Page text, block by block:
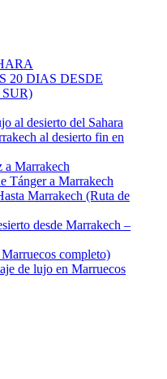
20 DIAS DESDE
al desierto del Sahara
al desierto fin en
a Marrakech
Tánger a Marrakech
Marrakech (Ruta de
desde Marrakech –
completo)
de lujo en Marruecos